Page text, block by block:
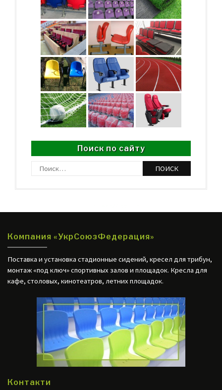
Поиск по сайту
Найти:
Компания «УкрСоюзФедерация»
Поставка и установка стадионные сидений, кресел для трибун,
монтаж «под ключ» спортивных залов и площадок. Кресла для
кафе, столовых, кинотеатров, летних площадок.
Контакти